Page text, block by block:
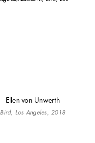
Ellen von Unwerth
Bird, Los Angeles, 2018